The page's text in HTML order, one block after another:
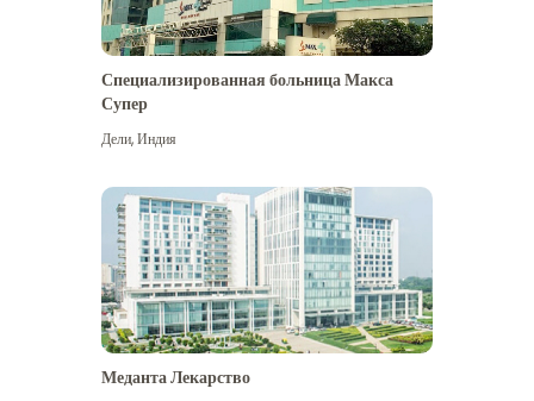
Специализированная больница Макса
Супер
Дели,Индия
Меданта Лекарство